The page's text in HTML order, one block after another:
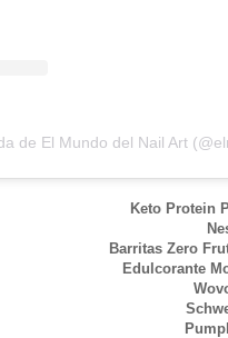
de El Mundo del Nail Art
Keto Protein
Barritas Zero
Edulcorante